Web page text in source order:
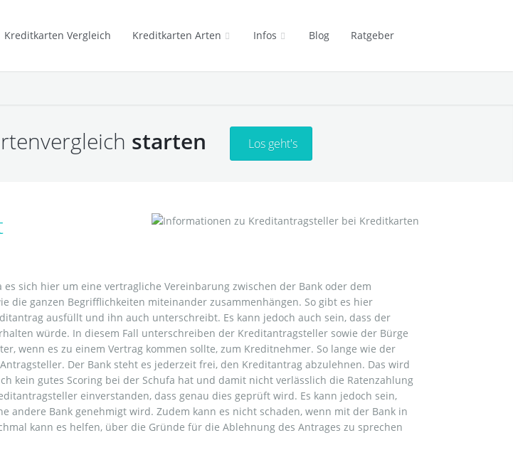
Kreditkarten Vergleich Kreditkarten Arten Infos Blog Ratgeber
Informationen
starten Los geht's
sich hier um eine vertragliche Vereinbarung zwischen der Bank oder dem
die ganzen Begrifflichkeiten miteinander zusammenhängen. So gibt es hier
ausfüllt und ihn auch unterschreibt. Es kann jedoch auch sein, dass der
würde. In diesem Fall unterschreiben der Kreditantragsteller sowie der Bürge
wenn es zu einem Vertrag kommen sollte, zum Kreditnehmer. So lange wie der
Der Bank steht es jederzeit frei, den Kreditantrag abzulehnen. Das wird
kein gutes Scoring bei der Schufa hat und damit nicht verlässlich die Ratenzahlung
einverstanden, dass genau dies geprüft wird. Es kann jedoch sein,
andere Bank genehmigt wird. Zudem kann es nicht schaden, wenn mit der Bank in
kann es helfen, über die Gründe für die Ablehnung des Antrages zu sprechen